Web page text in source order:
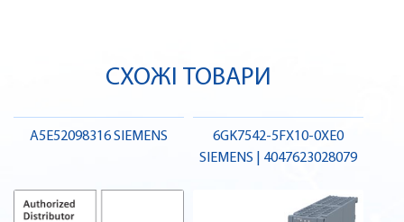
СХОЖІ ТОВАРИ
A5E52098316 SIEMENS
6GK7542-5FX10-0XE0
SIEMENS | 4047623028079